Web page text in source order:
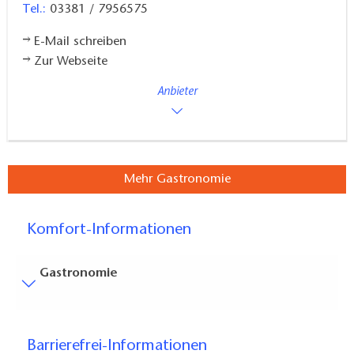
Tel.: 03381 / 7956575
E-Mail schreiben
Zur Webseite
Anbieter
Mehr Gastronomie
Komfort-Informationen
Gastronomie
Entfernung der Besucherparkplätze zum Eingang (in
Barrierefrei-Informationen